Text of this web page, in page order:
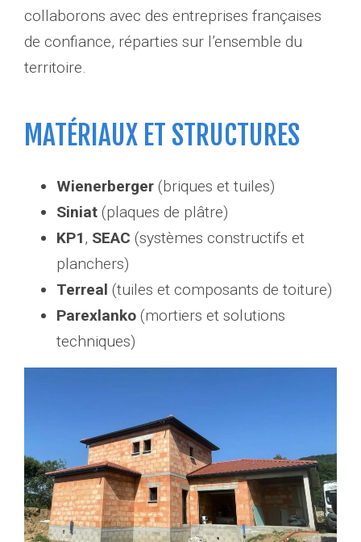
collaborons avec des entreprises françaises
de confiance, réparties sur l’ensemble du
territoire.
MATÉRIAUX ET STRUCTURES
Wienerberger (briques et tuiles)
Siniat (plaques de plâtre)
KP1, SEAC (systèmes constructifs et
planchers)
Terreal (tuiles et composants de toiture)
Parexlanko (mortiers et solutions
techniques)